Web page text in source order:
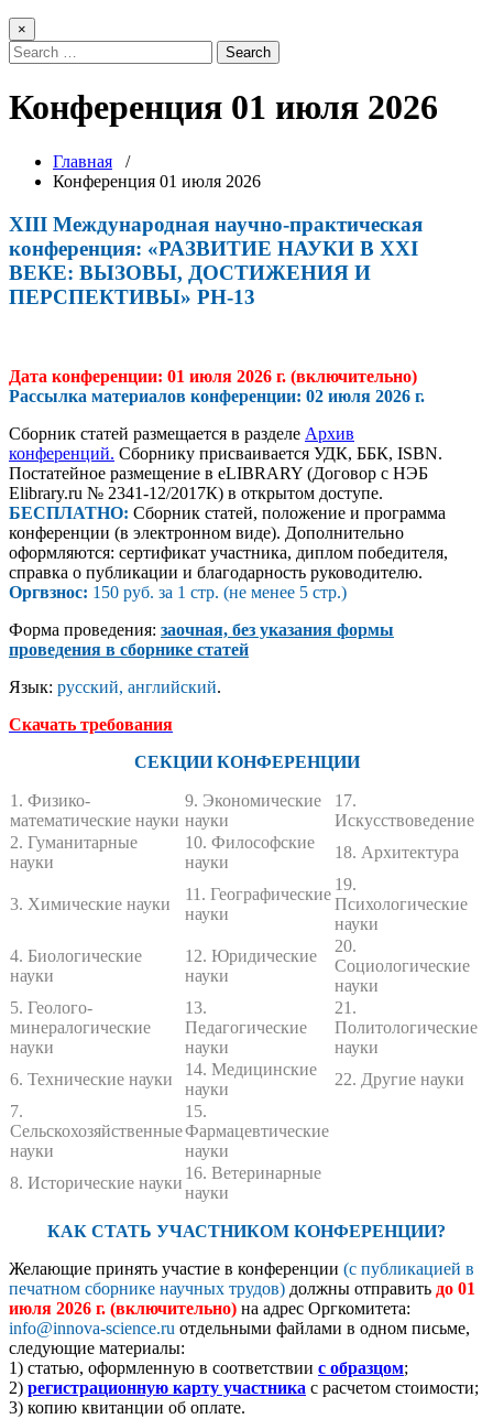
×
Конференция 01 июля 2026
Главная /
Конференция 01 июля 2026
XIII Международная научно-практическая
конференция: «РАЗВИТИЕ НАУКИ В XXI
ВЕКЕ: ВЫЗОВЫ, ДОСТИЖЕНИЯ И
ПЕРСПЕКТИВЫ» РН-13
Дата конференции: 01 июля 2026 г. (включительно)
Рассылка материалов конференции: 02 июля 2026 г.
Сборник статей размещается в разделе Архив
конференций. Сборнику присваивается УДК, ББК, ISBN.
Постатейное размещение в eLIBRARY (Договор с НЭБ
Elibrary.ru № 2341-12/2017К) в открытом доступе.
БЕСПЛАТНО: Сборник статей, положение и программа
конференции (в электронном виде). Дополнительно
оформляются: сертификат участника, диплом победителя,
справка о публикации и благодарность руководителю.
Оргвзнос: 150 руб. за 1 стр. (не менее 5 стр.)
Форма проведения: заочная, без указания формы
проведения в сборнике статей
Язык: русский, английский.
Скачать требования
СЕКЦИИ КОНФЕРЕНЦИИ
1. Физико-
математические науки
9. Экономические
науки
17.
Искусствоведение
2. Гуманитарные
науки
10. Философские
науки
18. Архитектура
3. Химические науки
11. Географические
науки
19.
Психологические
науки
4. Биологические
науки
12. Юридические
науки
20.
Социологические
науки
5. Геолого-
минералогические
науки
13.
Педагогические
науки
21.
Политологические
науки
6. Технические науки
14. Медицинские
науки
22. Другие науки
7.
Сельскохозяйственные
науки
15.
Фармацевтические
науки
8. Исторические науки
16. Ветеринарные
науки
КАК СТАТЬ УЧАСТНИКОМ КОНФЕРЕНЦИИ?
Желающие принять участие в конференции (с публикацией в
печатном сборнике научных трудов) должны отправить до 01
июля 2026 г. (включительно) на адрес Оргкомитета:
info@innova-science.ru отдельными файлами в одном письме,
следующие материалы:
1) статью, оформленную в соответствии с образцом;
2) регистрационную карту участника с расчетом стоимости;
3) копию квитанции об оплате.